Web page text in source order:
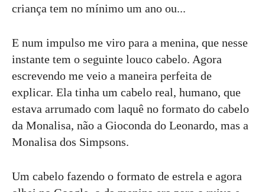
criança tem no mínimo um ano ou...
E num impulso me viro para a menina, que nesse
instante tem o seguinte louco cabelo. Agora
escrevendo me veio a maneira perfeita de
explicar. Ela tinha um cabelo real, humano, que
estava arrumado com laquê no formato do cabelo
da Monalisa, não a Gioconda do Leonardo, mas a
Monalisa dos Simpsons.
Um cabelo fazendo o formato de estrela e agora